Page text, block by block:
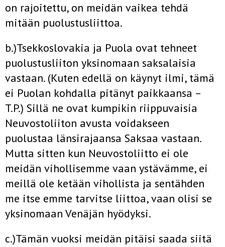
on rajoitettu, on meidän vaikea tehdä
mitään puolustusliittoa.
b.)Tsekkoslovakia ja Puola ovat tehneet
puolustusliiton yksinomaan saksalaisia
vastaan. (Kuten edellä on käynyt ilmi, tämä
ei Puolan kohdalla pitänyt paikkaansa –
T.P.) Sillä ne ovat kumpikin riippuvaisia
Neuvostoliiton avusta voidakseen
puolustaa länsirajaansa Saksaa vastaan.
Mutta sitten kun Neuvostoliitto ei ole
meidän vihollisemme vaan ystävämme, ei
meillä ole ketään vihollista ja sentähden
me itse emme tarvitse liittoa, vaan olisi se
yksinomaan Venäjän hyödyksi.
c.)Tämän vuoksi meidän pitäisi saada siitä